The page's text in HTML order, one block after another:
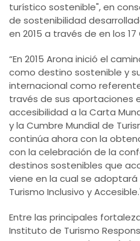
turístico sostenible", en
de sostenibilidad
en 2015 a través de en los 17
“En 2015 Arona inició el
como destino sostenible y
internacional como
través de sus aportaciones
accesibilidad a la Carta
y la Cumbre Mundial de
continúa ahora con la
con la celebración de la
destinos sostenibles que
viene en la cual se
Turismo Inclusivo y
Entre las principales
Instituto de Turismo